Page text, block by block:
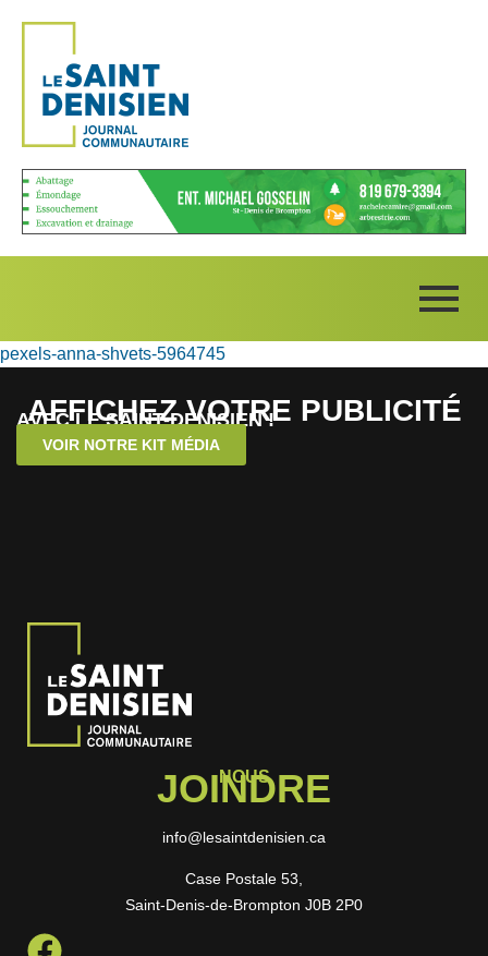
pexels-anna-shvets-5964745
AFFICHEZ VOTRE PUBLICITÉ
AVEC LE SAINT-DENISIEN !
VOIR NOTRE KIT MÉDIA
NOUS
JOINDRE
info@lesaintdenisien.ca
Case Postale 53,
Saint-Denis-de-Brompton J0B 2P0